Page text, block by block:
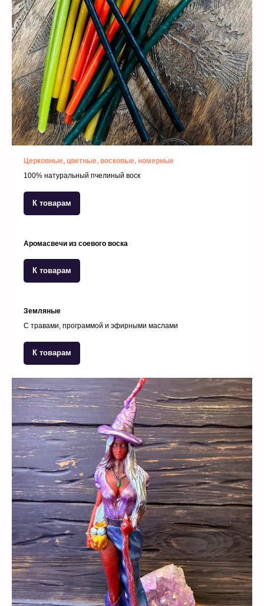
Церковные, цветные, восковые, номерные
100% натуральный пчелиный воск
К товарам
Аромасвечи из соевого воска
К товарам
Земляные
С травами, программой и эфирными маслами
К товарам